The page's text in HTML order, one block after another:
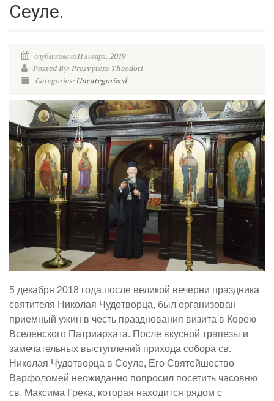
Сеуле.
опубликовано11 января, 2019
Posted By: Presvytera Theodoti
Categories: Uncategorized
5 декабря 2018 года,после великой вечерни праздника
святителя Николая Чудотворца, был организован
приемный ужин в честь празднования визита в Корею
Вселенского Патриархата. После вкусной трапезы и
замечательных выступлений прихода собора св.
Николая Чудотворца в Сеуле, Его Святейшество
Варфоломей неожиданно попросил посетить часовню
св. Максима Грека, которая находится рядом с